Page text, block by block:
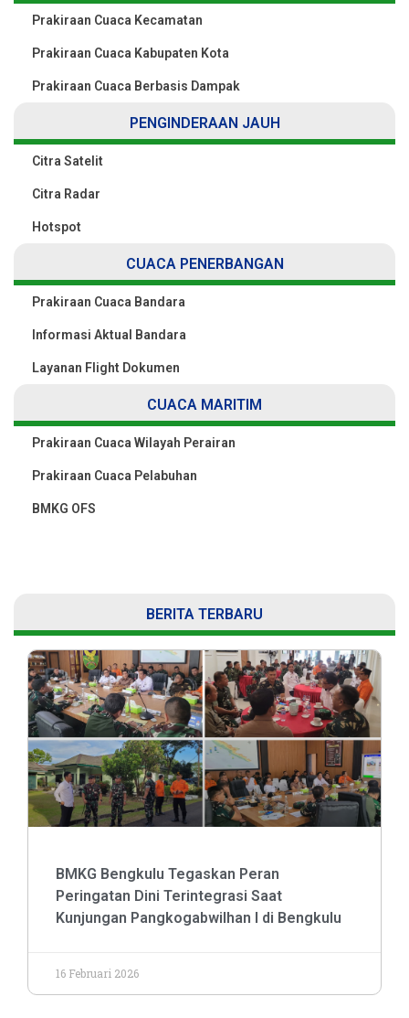
Prakiraan Cuaca Kecamatan
Prakiraan Cuaca Kabupaten Kota
Prakiraan Cuaca Berbasis Dampak
PENGINDERAAN JAUH
Citra Satelit
Citra Radar
Hotspot
CUACA PENERBANGAN
Prakiraan Cuaca Bandara
Informasi Aktual Bandara
Layanan Flight Dokumen
CUACA MARITIM
Prakiraan Cuaca Wilayah Perairan
Prakiraan Cuaca Pelabuhan
BMKG OFS
BERITA TERBARU
BMKG Bengkulu Tegaskan Peran
Peringatan Dini Terintegrasi Saat
Kunjungan Pangkogabwilhan I di Bengkulu
16 Februari 2026